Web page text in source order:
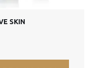
SKIN